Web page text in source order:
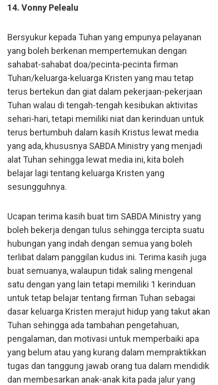
14. Vonny Pelealu
Bersyukur kepada Tuhan yang empunya pelayanan
yang boleh berkenan mempertemukan dengan
sahabat-sahabat doa/pecinta-pecinta firman
Tuhan/keluarga-keluarga Kristen yang mau tetap
terus bertekun dan giat dalam pekerjaan-pekerjaan
Tuhan walau di tengah-tengah kesibukan aktivitas
sehari-hari, tetapi memiliki niat dan kerinduan untuk
terus bertumbuh dalam kasih Kristus lewat media
yang ada, khususnya SABDA Ministry yang menjadi
alat Tuhan sehingga lewat media ini, kita boleh
belajar lagi tentang keluarga Kristen yang
sesungguhnya.
Ucapan terima kasih buat tim SABDA Ministry yang
boleh bekerja dengan tulus sehingga tercipta suatu
hubungan yang indah dengan semua yang boleh
terlibat dalam panggilan kudus ini. Terima kasih juga
buat semuanya, walaupun tidak saling mengenal
satu dengan yang lain tetapi memiliki 1 kerinduan
untuk tetap belajar tentang firman Tuhan sebagai
dasar keluarga Kristen merajut hidup yang takut akan
Tuhan sehingga ada tambahan pengetahuan,
pengalaman, dan motivasi untuk memperbaiki apa
yang belum atau yang kurang dalam mempraktikkan
tugas dan tanggung jawab orang tua dalam mendidik
dan membesarkan anak-anak kita pada jalur yang